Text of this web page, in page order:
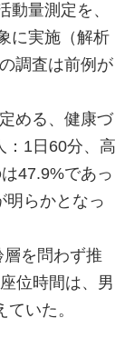
量測定を、
に実施（解析
調査は前例が
める、健康づ
：1日60分、高
47.9%であっ
明らかとなっ
を問わず推
位時間は、男
いた。